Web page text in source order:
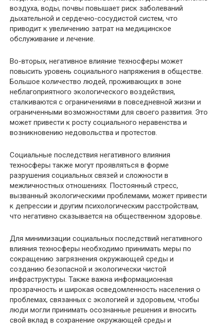
воздуха, воды, почвы повышает риск заболеваний
дыхательной и сердечно-сосудистой систем, что
приводит к увеличению затрат на медицинское
обслуживание и лечение.
Во-вторых, негативное влияние техносферы может
повысить уровень социального напряжения в обществе.
Большое количество людей, проживающих в зоне
неблагоприятного экологического воздействия,
сталкиваются с ограничениями в повседневной жизни и
ограниченными возможностями для своего развития. Это
может привести к росту социального неравенства и
возникновению недовольства и протестов.
Социальные последствия негативного влияния
техносферы также могут проявляться в форме
разрушения социальных связей и сложности в
межличностных отношениях. Постоянный стресс,
вызванный экологическими проблемами, может привести
к депрессии и другим психологическим расстройствам,
что негативно сказывается на общественном здоровье.
Для минимизации социальных последствий негативного
влияния техносферы необходимо принимать меры по
сокращению загрязнения окружающей среды и
созданию безопасной и экологически чистой
инфраструктуры. Также важна информационная
прозрачность и широкая осведомленность населения о
проблемах, связанных с экологией и здоровьем, чтобы
люди могли принимать осознанные решения и вносить
свой вклад в сохранение окружающей среды и